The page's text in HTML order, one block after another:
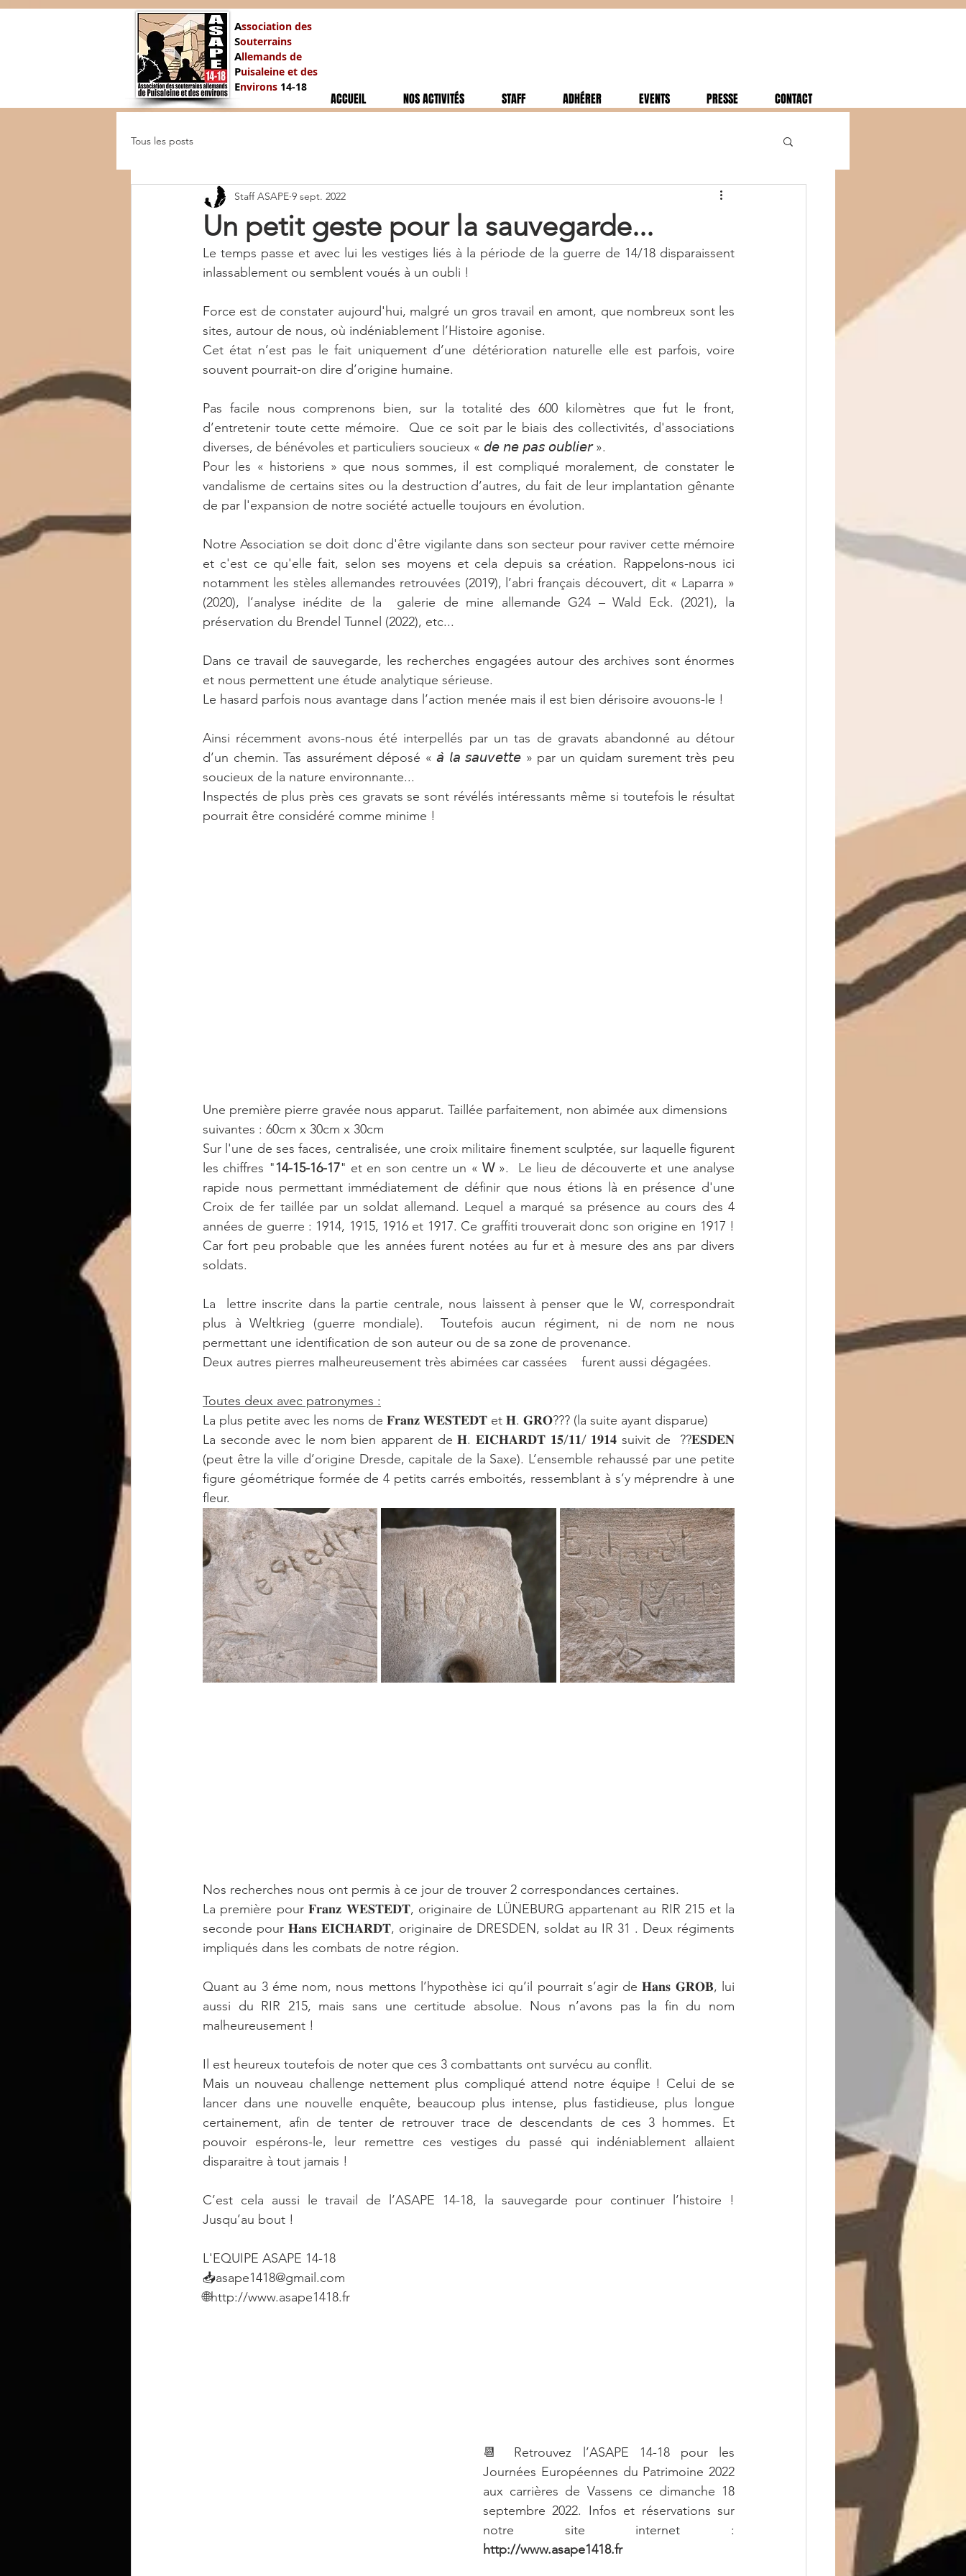
Association des
Souterrains
Allemands de
Puisaleine et des
Environs 14-18
ACCUEIL NOS ACTIVITÉS STAFF ADHÉRER EVENTS PRESSE CONTACT
Tous les posts
Un petit geste pour la sauvegarde...
Staff ASAPE 9 sept. 2022
Le temps passe et avec lui les vestiges liés à la période de la guerre de 14/18 disparaissent
inlassablement ou semblent voués à un oubli !
Force est de constater aujourd'hui, malgré un gros travail en amont, que nombreux sont les
sites, autour de nous, où indéniablement l’Histoire agonise.
Cet état n’est pas le fait uniquement d’une détérioration naturelle elle est parfois, voire
souvent pourrait-on dire d’origine humaine.
Pas facile nous comprenons bien, sur la totalité des 600 kilomètres que fut le front,
d’entretenir toute cette mémoire.  Que ce soit par le biais des collectivités, d'associations
diverses, de bénévoles et particuliers soucieux « 𝘥𝘦 𝘯𝘦 𝘱𝘢𝘴 𝘰𝘶𝘣𝘭𝘪𝘦𝘳 ».
Pour les « historiens » que nous sommes, il est compliqué moralement, de constater le
vandalisme de certains sites ou la destruction d’autres, du fait de leur implantation gênante
de par l'expansion de notre société actuelle toujours en évolution.
Notre Association se doit donc d'être vigilante dans son secteur pour raviver cette mémoire
et c'est ce qu'elle fait, selon ses moyens et cela depuis sa création. Rappelons-nous ici
notamment les stèles allemandes retrouvées (2019), l’abri français découvert, dit « Laparra »
(2020), l’analyse inédite de la  galerie de mine allemande G24 – Wald Eck. (2021), la
préservation du Brendel Tunnel (2022), etc...
Dans ce travail de sauvegarde, les recherches engagées autour des archives sont énormes
et nous permettent une étude analytique sérieuse.
Le hasard parfois nous avantage dans l’action menée mais il est bien dérisoire avouons-le !
Ainsi récemment avons-nous été interpellés par un tas de gravats abandonné au détour
d’un chemin. Tas assurément déposé « 𝘢̀ 𝘭𝘢 𝘴𝘢𝘶𝘷𝘦𝘵𝘵𝘦 » par un quidam surement très peu
soucieux de la nature environnante...
Inspectés de plus près ces gravats se sont révélés intéressants même si toutefois le résultat
pourrait être considéré comme minime !
Une première pierre gravée nous apparut. Taillée parfaitement, non abimée aux dimensions
suivantes : 60cm x 30cm x 30cm
Sur l'une de ses faces, centralisée, une croix militaire finement sculptée, sur laquelle figurent
les chiffres "14-15-16-17" et en son centre un « W ».  Le lieu de découverte et une analyse
rapide nous permettant immédiatement de définir que nous étions là en présence d'une
Croix de fer taillée par un soldat allemand. Lequel a marqué sa présence au cours des 4
années de guerre : 1914, 1915, 1916 et 1917. Ce graffiti trouverait donc son origine en 1917 !
Car fort peu probable que les années furent notées au fur et à mesure des ans par divers
soldats.
La  lettre inscrite dans la partie centrale, nous laissent à penser que le W, correspondrait
plus à Weltkrieg (guerre mondiale).  Toutefois aucun régiment, ni de nom ne nous
permettant une identification de son auteur ou de sa zone de provenance.
Deux autres pierres malheureusement très abimées car cassées    furent aussi dégagées.
Toutes deux avec patronymes :
La plus petite avec les noms de 𝐅𝐫𝐚𝐧𝐳 𝐖𝐄𝐒𝐓𝐄𝐃𝐓 et 𝐇. 𝐆𝐑𝐎??? (la suite ayant disparue)
La seconde avec le nom bien apparent de 𝐇. 𝐄𝐈𝐂𝐇𝐀𝐑𝐃𝐓 𝟏𝟓/𝟏𝟏/ 𝟏𝟗𝟏𝟒 suivit de  ??𝐄𝐒𝐃𝐄𝐍
(peut être la ville d’origine Dresde, capitale de la Saxe). L’ensemble rehaussé par une petite
figure géométrique formée de 4 petits carrés emboités, ressemblant à s’y méprendre à une
fleur.
Nos recherches nous ont permis à ce jour de trouver 2 correspondances certaines.
La première pour 𝐅𝐫𝐚𝐧𝐳 𝐖𝐄𝐒𝐓𝐄𝐃𝐓, originaire de LÜNEBURG appartenant au RIR 215 et la
seconde pour 𝐇𝐚𝐧𝐬 𝐄𝐈𝐂𝐇𝐀𝐑𝐃𝐓, originaire de DRESDEN, soldat au IR 31 . Deux régiments
impliqués dans les combats de notre région.
Quant au 3 éme nom, nous mettons l’hypothèse ici qu’il pourrait s’agir de 𝐇𝐚𝐧𝐬 𝐆𝐑𝐎𝐁, lui
aussi du RIR 215, mais sans une certitude absolue. Nous n’avons pas la fin du nom
malheureusement !
Il est heureux toutefois de noter que ces 3 combattants ont survécu au conflit.
Mais un nouveau challenge nettement plus compliqué attend notre équipe ! Celui de se
lancer dans une nouvelle enquête, beaucoup plus intense, plus fastidieuse, plus longue
certainement, afin de tenter de retrouver trace de descendants de ces 3 hommes. Et
pouvoir espérons-le, leur remettre ces vestiges du passé qui indéniablement allaient
disparaitre à tout jamais !
C’est cela aussi le travail de l’ASAPE 14-18, la sauvegarde pour continuer l’histoire !
Jusqu’au bout !
L'EQUIPE ASAPE 14-18
📥asape1418@gmail.com
🌐http://www.asape1418.fr
📆 Retrouvez l’ASAPE 14-18 pour les
Journées Européennes du Patrimoine 2022
aux carrières de Vassens ce dimanche 18
septembre 2022. Infos et réservations sur
http://www.asape1418.fr